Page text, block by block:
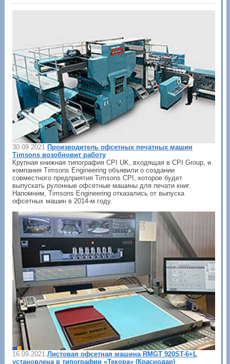
30.09.2021 Производитель офсетных печатных машин
Timsons возобновит работу
Крупная книжная типография CPI UK, входящая в CPI Group, и
компания Timsons Engineering объявили о создании
совместного предприятия Timsons CPI, которое будет
выпускать рулонные офсетные машины для печати книг.
Напомним, Timsons Engineering отказались от выпуска
офсетных машин в 2014-м году.
16.09.2021 Листовая офсетная машина RMGT 920ST-6+L
установлена в типографии «Текора» (Краснодар)